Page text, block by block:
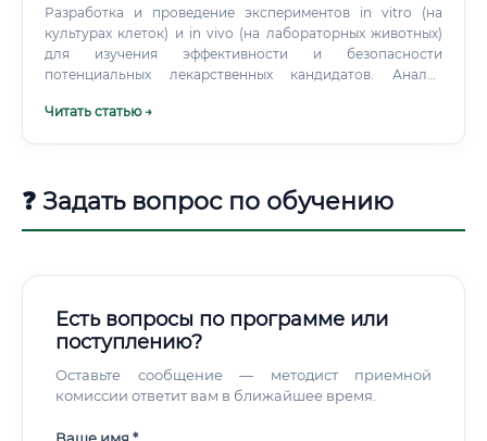
Разработка и проведение экспериментов in vitro (на
культурах клеток) и in vivo (на лабораторных животных)
для изучения эффективности и безопасности
потенциальных лекарственных кандидатов. Анализ
полученных экспериментальных данных. Интерпретация
Читать статью →
❓ Задать вопрос по обучению
Есть вопросы по программе или
поступлению?
Оставьте сообщение — методист приемной
комиссии ответит вам в ближайшее время.